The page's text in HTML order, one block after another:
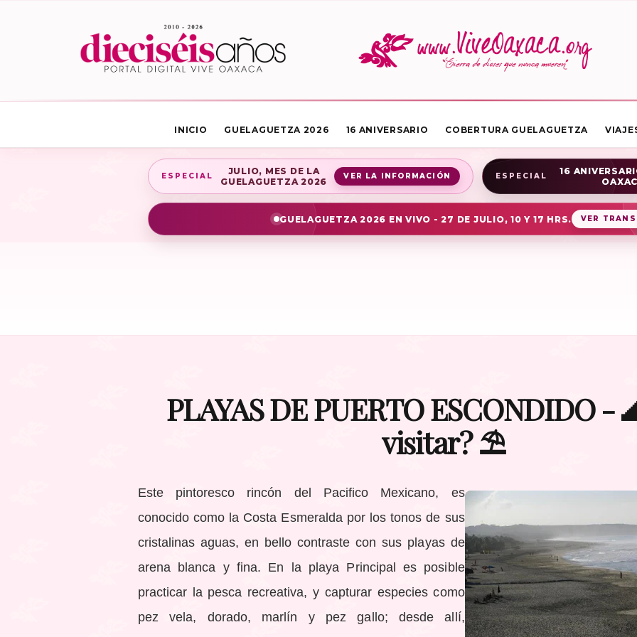
INICIO GUELAGUETZA 2026 16 ANIVERSARIO COBERTURA GUELAGUETZA
ESPECIAL
JULIO, MES DE LA
GUELAGUETZA 2026
VER LA INFORMACIÓN ESPECIAL
16
GUELAGUETZA 2026 EN VIVO - 27 DE JULIO, 10 Y 17 HRS. VER
PLAYAS DE PUERTO ESCONDIDO -
visitar? ⛱️
Este pintoresco rincón del Pacifico Mexicano, es
conocido como la Costa Esmeralda por los tonos de sus
cristalinas aguas, en bello contraste con sus playas de
arena blanca y fina. En la playa Principal es posible
practicar la pesca recreativa, y capturar especies como
pez vela, dorado, marlín y pez gallo; desde allí,